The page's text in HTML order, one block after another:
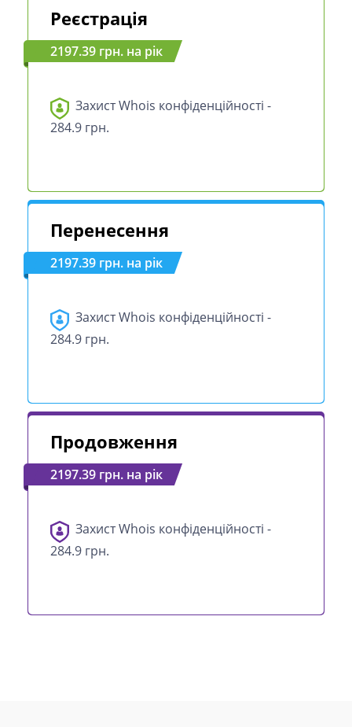
Реєстрація
2197.39 грн. на рік
Захист Whois конфіденційності -
284.9 грн.
Перенесення
2197.39 грн. на рік
Захист Whois конфіденційності -
284.9 грн.
Продовження
2197.39 грн. на рік
Захист Whois конфіденційності -
284.9 грн.